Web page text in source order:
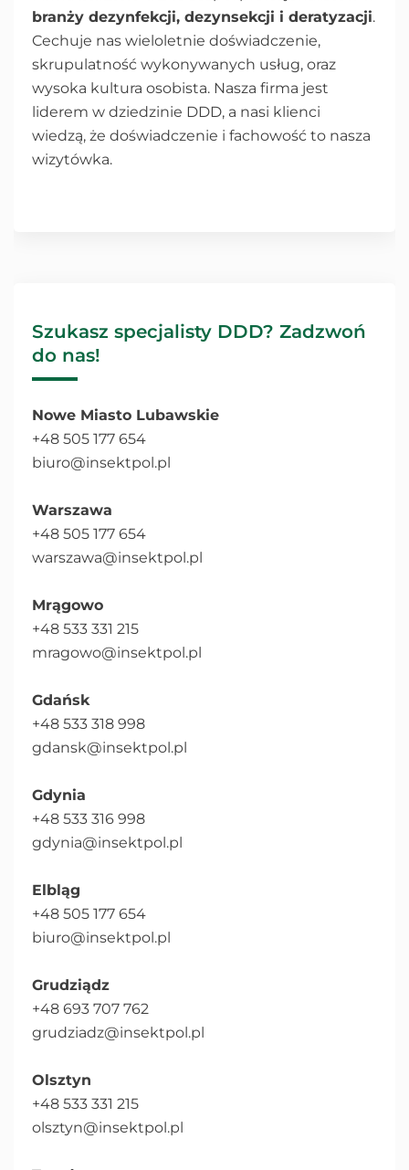
branży dezynfekcji, dezynsekcji i deratyzacji.
Cechuje nas wieloletnie doświadczenie,
skrupulatność wykonywanych usług, oraz
wysoka kultura osobista. Nasza firma jest
liderem w dziedzinie DDD, a nasi klienci
wiedzą, że doświadczenie i fachowość to nasza
wizytówka.
Szukasz specjalisty DDD? Zadzwoń
do nas!
Nowe Miasto Lubawskie
+48 505 177 654
biuro@insektpol.pl
Warszawa
+48 505 177 654
warszawa@insektpol.pl
Mrągowo
+48 533 331 215
mragowo@insektpol.pl
Gdańsk
+48 533 318 998
gdansk@insektpol.pl
Gdynia
+48 533 316 998
gdynia@insektpol.pl
Elbląg
+48 505 177 654
biuro@insektpol.pl
Grudziądz
+48 693 707 762
grudziadz@insektpol.pl
Olsztyn
+48 533 331 215
olsztyn@insektpol.pl